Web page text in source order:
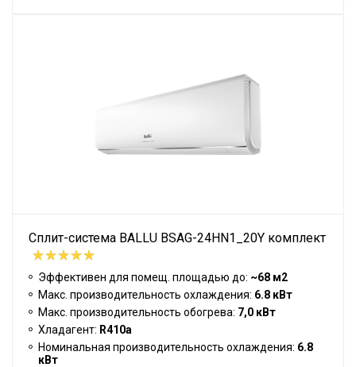
Сплит-система BALLU BSAG-24HN1_20Y комплект
Эффективен для помещ. площадью до: ~68 м2
Макс. производительность охлаждения: 6.8 кВт
Макс. производительность обогрева: 7,0 кВт
Хладагент: R410a
Номинальная производительность охлаждения: 6.8
кВт